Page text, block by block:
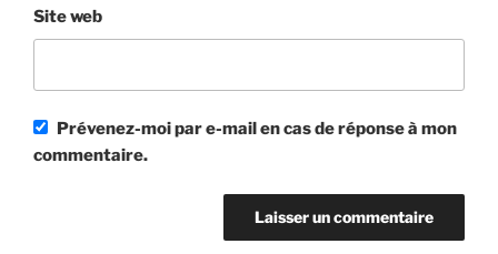
Site web
Prévenez-moi par e-mail en cas de réponse à mon
commentaire.